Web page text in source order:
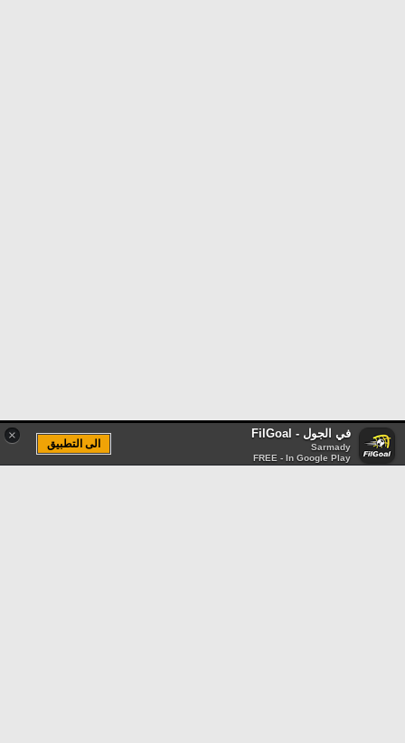
× في الجول - FilGoal
Sarmady
FREE - In Google Play
الى التطبيق